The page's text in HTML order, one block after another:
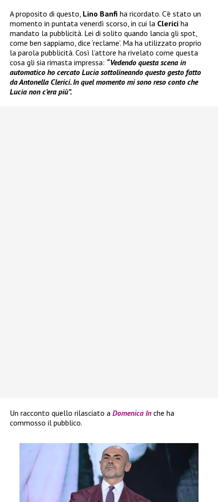
A proposito di questo, Lino Banfi ha ricordato. C’è stato un
momento in puntata venerdì scorso, in cui la Clerici ha
mandato la pubblicità. Lei di solito quando lancia gli spot,
come ben sappiamo, dice ‘reclame’. Ma ha utilizzato proprio
la parola pubblicità. Così l’attore ha rivelato come questa
cosa gli sia rimasta impressa: “Vedendo questa scena in
automatico ho cercato Lucia sottolineando questo gesto fatto
da Antonella Clerici. In quel momento mi sono reso conto che
Lucia non c’era più”.
Un racconto quello rilasciato a Domenica In che ha
commosso il pubblico.